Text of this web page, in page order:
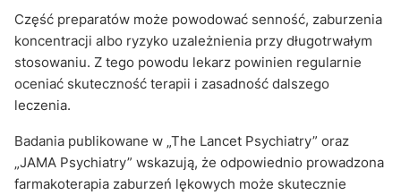
Część preparatów może powodować senność, zaburzenia
koncentracji albo ryzyko uzależnienia przy długotrwałym
stosowaniu. Z tego powodu lekarz powinien regularnie
oceniać skuteczność terapii i zasadność dalszego
leczenia.
Badania publikowane w „The Lancet Psychiatry” oraz
„JAMA Psychiatry” wskazują, że odpowiednio prowadzona
farmakoterapia zaburzeń lękowych może skutecznie